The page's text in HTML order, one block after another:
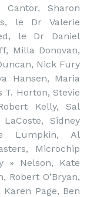
Cantor, Sharon
le Dr Valerie
le Dr Daniel
Milla Donovan,
Nick Fury
Hansen, Maria
T. Horton, Stevie
Kelly, Sal
Sidney
Lumpkin, Al
Microchip
» Nelson, Kate
Robert O’Bryan,
Page, Ben